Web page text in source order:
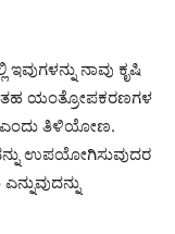
ನಾವು ಕೃಷಿ
ಯಂತ್ರೋಪಕರಣಗಳ
ಎಂದು ತಿಳಿಯೋಣ.
ಉಪಯೋಗಿಸುವುದರ